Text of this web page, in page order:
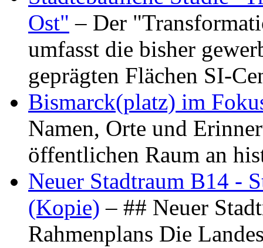
Ost" – Der
umfasst die bisher
geprägten Flächen SI-
Bismarck(platz) im
Namen, Orte und
öffentlichen Raum an
Neuer Stadtraum B14 -
(Kopie) – ## Neuer
Rahmenplans Die